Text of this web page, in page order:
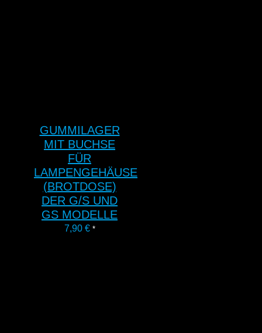
GUMMILAGER
MIT BUCHSE
FÜR
LAMPENGEHÄUSE
(BROTDOSE)
DER G/S UND
GS MODELLE
7,90 € *